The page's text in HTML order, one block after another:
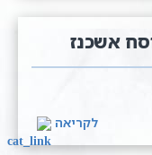
אשכנז
לקריאה